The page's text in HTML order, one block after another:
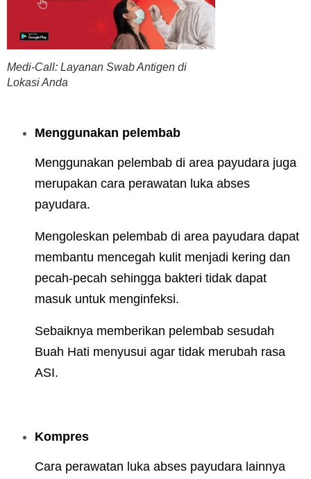
Medi-Call: Layanan Swab Antigen di
Lokasi Anda
Menggunakan pelembab
Menggunakan pelembab di area payudara juga
merupakan cara perawatan luka abses
payudara.
Mengoleskan pelembab di area payudara dapat
membantu mencegah kulit menjadi kering dan
pecah-pecah sehingga bakteri tidak dapat
masuk untuk menginfeksi.
Sebaiknya memberikan pelembab sesudah
Buah Hati menyusui agar tidak merubah rasa
ASI.
Kompres
Cara perawatan luka abses payudara lainnya